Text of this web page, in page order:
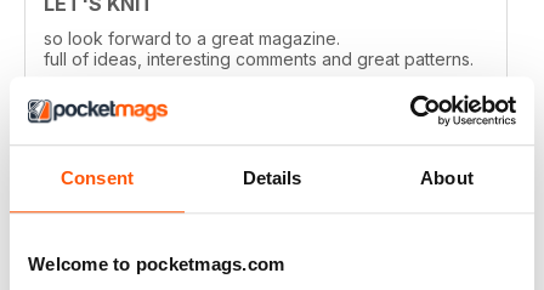
Consent Details About
Welcome to pocketmags.com
so look forward to a great magazine.
full of ideas, interesting comments and great patterns.
Recensito 30 luglio 2020
Love the articles, the yarns, the patterns!